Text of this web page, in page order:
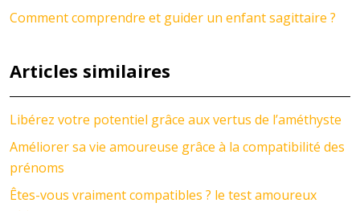
Comment comprendre et guider un enfant sagittaire ?
Articles similaires
Libérez votre potentiel grâce aux vertus de l’améthyste
Améliorer sa vie amoureuse grâce à la compatibilité des
prénoms
Êtes-vous vraiment compatibles ? le test amoureux